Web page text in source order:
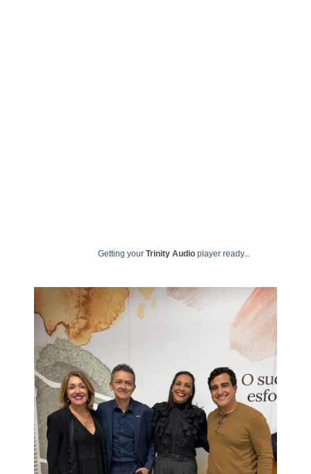
Getting your Trinity Audioplayer ready...